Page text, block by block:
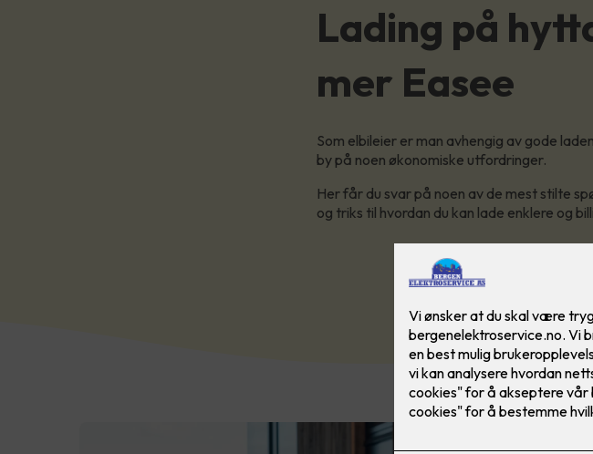
Lading på
mer Easee
Som elbileier er man avhengig av gode
by på noen økonomiske utfordringer.
Her får du svar på noen av de mest stilte
og triks til hvordan du kan lade enklere og